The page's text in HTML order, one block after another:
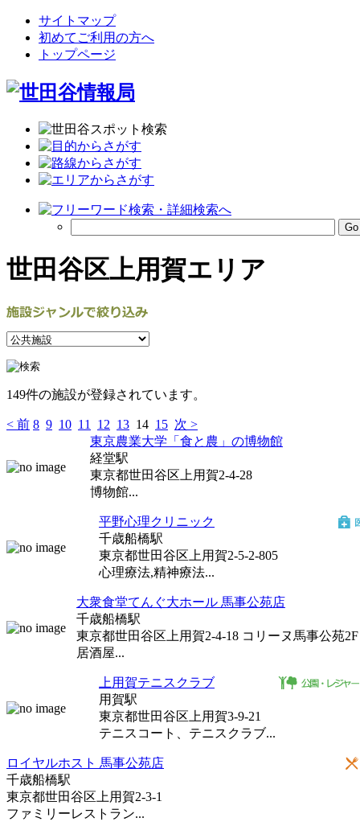
サイトマップ
初めてご利用の方へ
トップページ
世田谷区上用賀エリア
149件の施設が登録されています。
< 前 8 9 10 11 12 13 14 15 次 >
東京農業大学「食と農」の博物館
経堂駅
東京都世田谷区上用賀2-4-28
博物館...
平野心理クリニック
千歳船橋駅
東京都世田谷区上用賀2-5-2-805
心理療法,精神療法...
大衆食堂てんぐ大ホール 馬事公苑店
千歳船橋駅
東京都世田谷区上用賀2-4-18 コリーヌ馬事公苑2F
居酒屋...
上用賀テニスクラブ
用賀駅
東京都世田谷区上用賀3-9-21
テニスコート、テニスクラブ...
ロイヤルホスト 馬事公苑店
千歳船橋駅
東京都世田谷区上用賀2-3-1
ファミリーレストラン...